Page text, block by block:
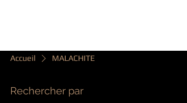
Accueil MALACHITE
Rechercher par